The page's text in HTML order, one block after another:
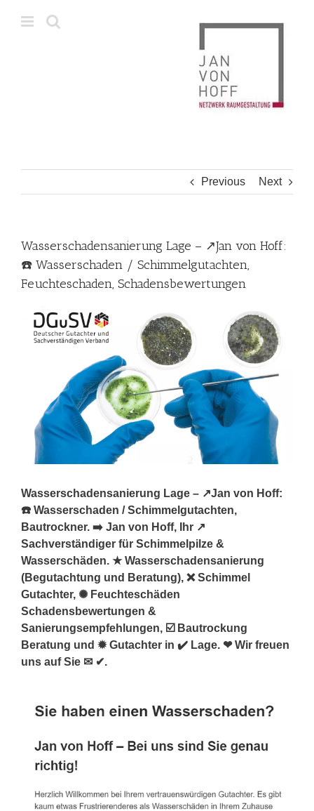
Previous Next
Wasserschadensanierung Lage – ↗️Jan von Hoff:
☎️ Wasserschaden / Schimmelgutachten,
Feuchteschaden, Schadensbewertungen
Wasserschadensanierung Lage – ↗️Jan von Hoff:
☎️ Wasserschaden / Schimmelgutachten,
Bautrockner. ➡️ Jan von Hoff, Ihr ↗️
Sachverständiger für Schimmelpilze &
Wasserschäden. ★ Wasserschadensanierung
(Begutachtung und Beratung), ❌ Schimmel
Gutachter, ✺ Feuchteschäden
Schadensbewertungen &
Sanierungsempfehlungen, ☑️ Bautrockung
Beratung und ✹ Gutachter in ✔️ Lage. ❤ Wir freuen
uns auf Sie ✉ ✔.